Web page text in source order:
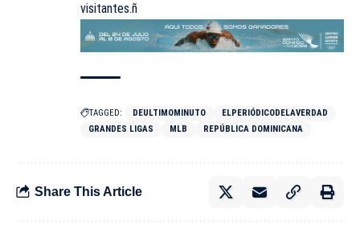
visitantes.ñ
TAGGED: DEULTIMOMINUTO
ELPERIÓDICODELAVERDAD
GRANDES LIGAS
MLB REPÚBLICA DOMINICANA
Share This Article